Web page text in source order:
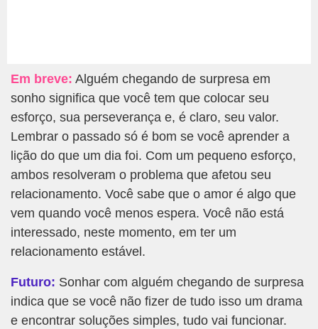
Em breve: Alguém chegando de surpresa em
sonho significa que você tem que colocar seu
esforço, sua perseverança e, é claro, seu valor.
Lembrar o passado só é bom se você aprender a
lição do que um dia foi. Com um pequeno esforço,
ambos resolveram o problema que afetou seu
relacionamento. Você sabe que o amor é algo que
vem quando você menos espera. Você não está
interessado, neste momento, em ter um
relacionamento estável.
Futuro: Sonhar com alguém chegando de surpresa
indica que se você não fizer de tudo isso um drama
e encontrar soluções simples, tudo vai funcionar.